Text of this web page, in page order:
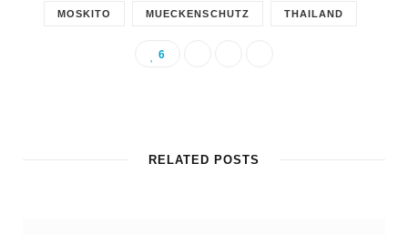
MOSKITO MUECKENSCHUTZ THAILAND
6
RELATED POSTS